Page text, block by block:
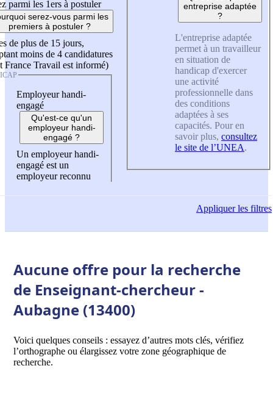
parmi les 1ers à postuler
serez-vous parmi les
premiers à postuler ?
de plus de 15 jours,
moins de 4 candidatures
France Travail est informé)
Employeur handi-
engagé
Qu'est-ce qu'un
employeur handi-
engagé ?
Un employeur handi-
engagé est un
employeur reconnu
entreprise adaptée
?
L'entreprise adaptée
permet à un travailleur
en situation de
handicap d'exercer
une activité
professionnelle dans
des conditions
adaptées à ses
capacités. Pour en
savoir plus, consultez
le site de l’UNEA.
Appliquerles filtres
Aucune offre pour la recherche
de Enseignant-chercheur -
Aubagne (13400)
Voici quelques conseils : essayez d’autres mots clés, vérifiez
l’orthographe ou élargissez votre zone géographique de
recherche.